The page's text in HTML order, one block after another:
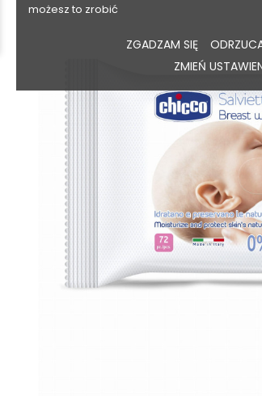
możesz to zrobić
ZGADZAM SIĘ
ZMIEŃ